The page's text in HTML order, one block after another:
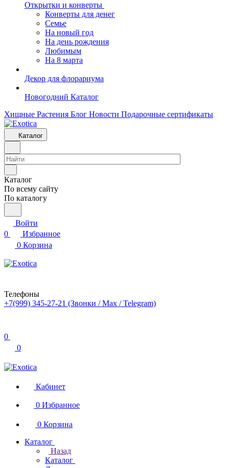
Открытки и конверты
Конверты для денег
Семье
На новый год
На день рождения
Любимым
На 8 марта
Декор для флорариума
Новогодний Каталог
Хищные Растения Блог Новости Подарочные сертификаты
Каталог
Каталог
По всему сайту
По каталогу
Войти
0
Избранное
0 Корзина
Телефоны
+7(999) 345-27-21 (Звонки / Max / Telegram)
0
0
Кабинет
0 Избранное
0 Корзина
Каталог
Назад
Каталог